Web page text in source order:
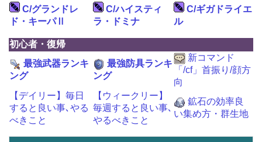
C/グランドレ
ド・キーパⅡ
C/ハイスティ
ラ・ドミナ
C/ギガドライエ
ル
初心者・復帰
最強武器ランキ
ング
最強防具ランキ
ング
新コマンド
「/cf」首振り/顔方
向
【デイリー】毎日
すると良い事､やる
べきこと
【ウィークリー】
毎週すると良い事､
やるべきこと
鉱石の効率良
い集め方・群生地